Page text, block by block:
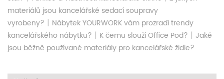
materiálů jsou kancelářské sedací soupravy
vyrobeny? | Nábytek YOURWORK vám prozradí trendy
kancelářského nábytku? | K čemu slouží Office Pod? | Jaké
jsou běžně používané materiály pro kancelářské židle?